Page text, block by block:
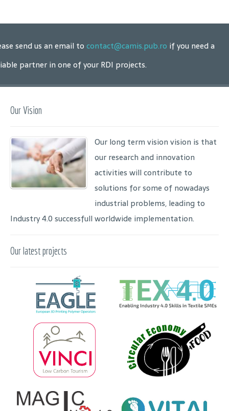
send us an email to contact@camis.pub.ro if you need a
partner in one of your RDI projects.
Our Vision
Our long term vision vision is that
our research and innovation
activities will contribute to
solutions for some of nowadays
industrial problems, leading to
Industry 4.0 successfull worldwide implementation.
Our latest projects